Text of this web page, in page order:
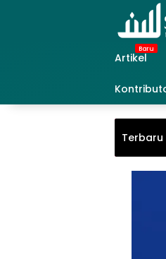
Artikel
Terbaru
Menag Deklarasikan
“Rumah Masa Depan”